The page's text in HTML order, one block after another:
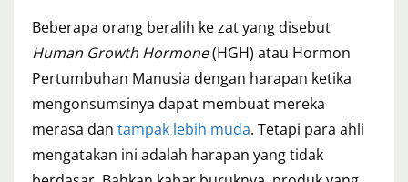
Beberapa orang beralih ke zat yang disebut
Human Growth Hormone(HGH) atau Hormon
Pertumbuhan Manusia dengan harapan ketika
mengonsumsinya dapat membuat mereka
merasa dan tampak lebih muda. Tetapi para ahli
mengatakan ini adalah harapan yang tidak